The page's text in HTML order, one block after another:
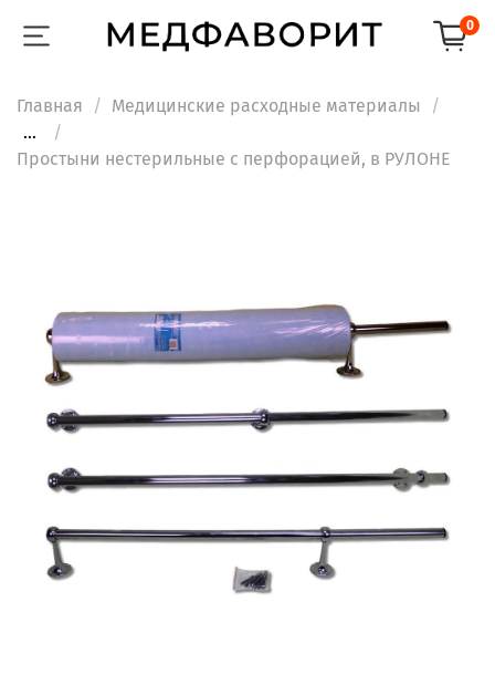
0
Главная
Медицинские расходные материалы
...
Простыни нестерильные с перфорацией, в РУЛОНЕ